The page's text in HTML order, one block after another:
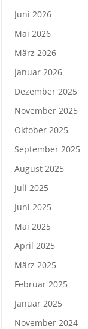
Juni 2026
Mai 2026
März 2026
Januar 2026
Dezember 2025
November 2025
Oktober 2025
September 2025
August 2025
Juli 2025
Juni 2025
Mai 2025
April 2025
März 2025
Februar 2025
Januar 2025
November 2024